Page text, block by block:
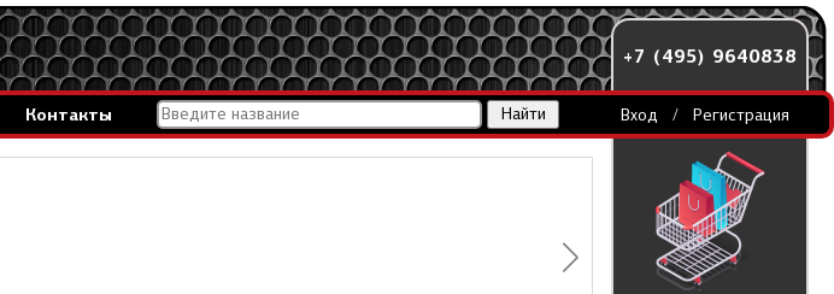
Контакты
+7 (495) 9640838
Вход / Регистрация